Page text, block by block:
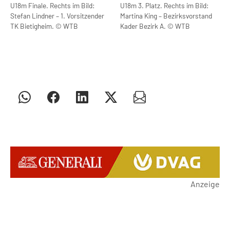
U18m Finale. Rechts im Bild:
Stefan Lindner – 1. Vorsitzender
TK Bietigheim. © WTB
U18m 3. Platz. Rechts im Bild:
Martina King – Bezirksvorstand
Kader Bezirk A. © WTB
Anzeige